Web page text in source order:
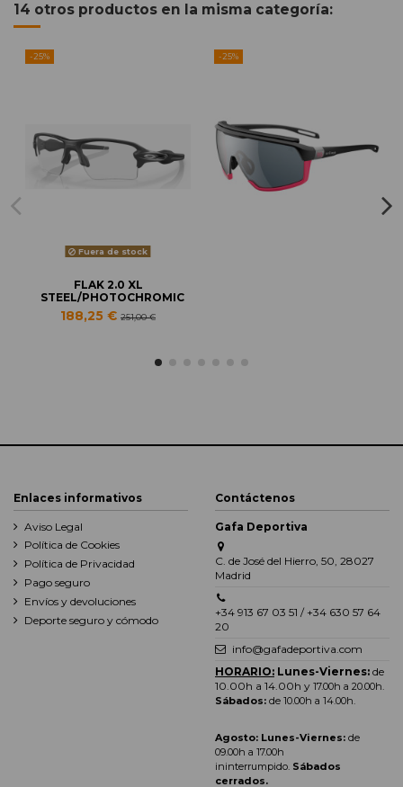
14 otros productos en la misma categoría:
-25%
Fuera de stock
FLAK 2.0 XL
STEEL/PHOTOCHROMIC
188,25 € 251,00 €
-25%
Enlaces informativos
Aviso Legal
Política de Cookies
Política de Privacidad
Pago seguro
Envíos y devoluciones
Deporte seguro y cómodo
Contáctenos
Gafa Deportiva
C. de José del Hierro, 50, 28027
Madrid
+34 913 67 03 51 / +34 630 57 64
20
info@gafadeportiva.com
HORARIO: Lunes-Viernes: de
10.00h a 14.00h y 17.00h a 20.00h
Sábados: de 10.00h a 14.00h.
Agosto: Lunes-Viernes: de
09.00h a 17.00h
ininterrumpido. Sábados
cerrados.